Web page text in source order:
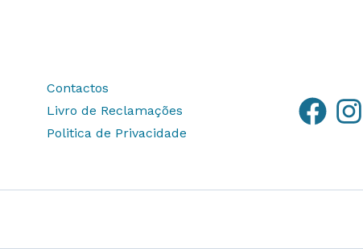
Contactos
Livro de Reclamações
Politica de Privacidade